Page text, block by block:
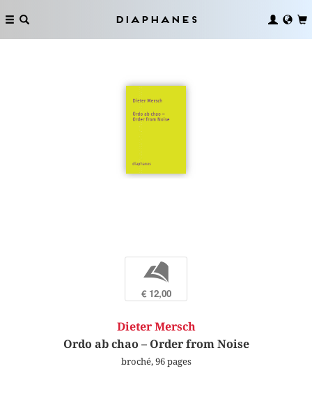
Diaphanes
b
€ 12,00
Dieter Mersch
Ordo ab chao – Order from Noise
broché, 96 pages